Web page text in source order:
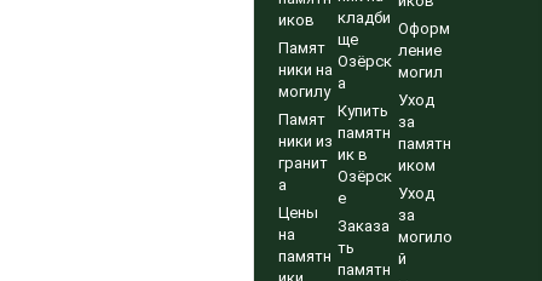
иков
Памят
ники на
могилу
Памят
ники из
гранит
а
Цены
на
памятн
ики
кладби
ще
Озёрск
а
Купить
памятн
ик в
Озёрск
е
Заказа
ть
памятн
Оформ
ление
могил
Уход
за
памятн
иком
Уход
за
могило
й